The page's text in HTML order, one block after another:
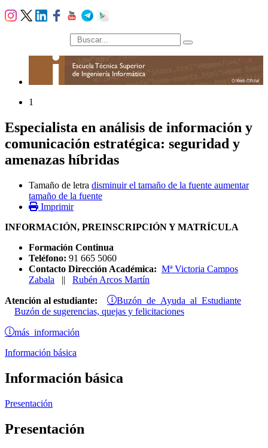
búsqueda
1
Especialista en análisis de información y
comunicación estratégica: seguridad y
amenazas híbridas
Tamaño de letra disminuir el tamaño de la fuente aumentar
tamaño de la fuente
Imprimir
INFORMACIÓN, PREINSCRIPCIÓN Y MATRÍCULA
Formación Continua
Teléfono: 91 665 5060
Contacto Dirección Académica: Mª Victoria Campos
Zabala || Rubén Arcos Martín
Atención al estudiante: Buzón de Ayuda al Estudiante
Buzón de sugerencias, quejas y felicitaciones
más información
Información básica
Información básica
Presentación
Presentación